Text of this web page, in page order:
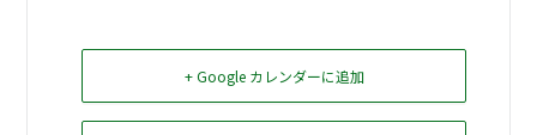
Select Language▼
+ Google カレンダーに追加